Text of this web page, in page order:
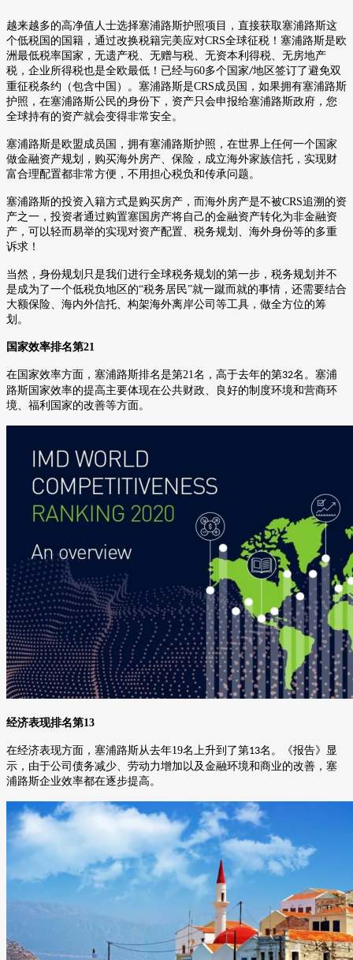
越来越多的高净值人士选择塞浦路斯护照项目，直接获取塞浦路斯这
个低税国的国籍，通过改换税籍完美应对CRS全球征税！ 塞浦路斯是欧
洲最低税率国家，无遗产税、无赠与税、无资本利得税、无房地产
税，企业所得税也是全欧最低！已经与60多个国家/地区签订了避免双
重征税条约（包含中国）。 塞浦路斯是CRS成员国，如果拥有塞浦路斯
护照，在塞浦路斯公民的身份下，资产只会申报给塞浦路斯政府，您
全球持有的资产就会变得非常安全。
塞浦路斯是欧盟成员国，拥有塞浦路斯护照，在世界上任何一个国家
做金融资产规划，购买海外房产、保险，成立海外家族信托，实现财
富合理配置都非常方便，不用担心税负和传承问题。
塞浦路斯的投资入籍方式是购买房产，而海外房产是不被CRS追溯的资
产之一，投资者通过购置塞国房产将自己的金融资产转化为非金融资
产，可以轻而易举的实现对资产配置、税务规划、海外身份等的多重
诉求！
当然，身份规划只是我们进行全球税务规划的第一步，税务规划并不
是成为了一个低税负地区的“税务居民”就一蹴而就的事情，还需要结合
大额保险、海内外信托、构架海外离岸公司等工具，做全方位的筹
划。
国家效率排名第21
在国家效率方面，塞浦路斯排名是第21 名，高于去年的第32名。塞浦
路斯国家效率的提高主要体现在公共财政、良好的制度环境和营商环
境、福利国家的改善等方面。
经济表现排名第13
在经济表现方面，塞浦路斯从去年19名上升到了第13名。《报告》显
示，由于公司债务减少、劳动力增加以及金融环境和商业的改善，塞
浦路斯企业效率都在逐步提高。